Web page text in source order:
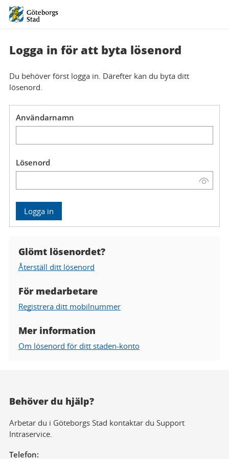
Logga in för att byta lösenord
Du behöver först logga in. Därefter kan du byta ditt
lösenord.
Användarnamn
Lösenord
Visa
lösenord
Hjälp
gällande
lösenord
Glömt lösenordet?
Återställ ditt lösenord
För medarbetare
Registrera ditt mobilnummer
Mer information
Om lösenord för ditt staden-konto
Behöver du hjälp?
Arbetar du i Göteborgs Stad kontaktar du Support
Intraservice.
Telefon